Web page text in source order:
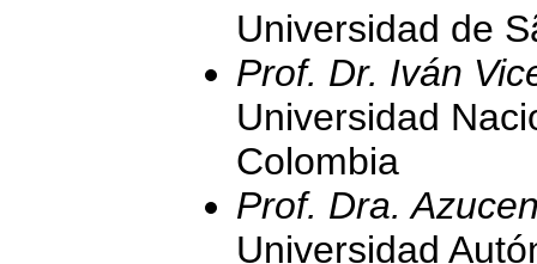
Universidad de
Prof. Dr. Iván
Universidad
Colombia
Prof. Dra.
Universidad